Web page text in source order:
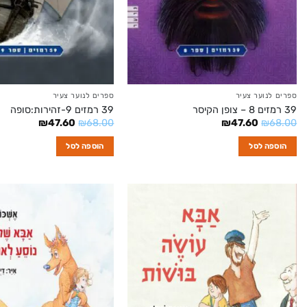
ספרים לנוער צעיר
39 רמזים 8 – צופן הקיסר
₪68.00
המחיר
היה:
₪68.00.
₪47.60
המחיר
הוספה לסל
ספרים לנוער צעיר
39 רמזים 9-זהירות:סופה
₪68.00
המחיר
היה:
₪68.00.
₪47.60
המחיר
הוספה לסל